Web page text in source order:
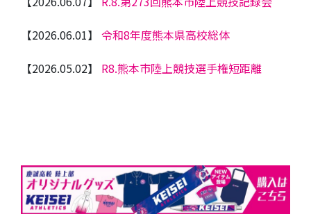
【2026.06.01】 令和8年度熊本県高校総体
【2026.05.02】
R8.熊本市陸上競技選手権短距離